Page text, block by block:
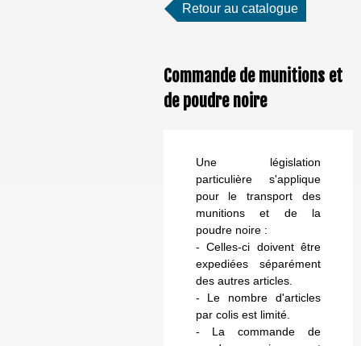
Retour au catalogue
Commande de munitions et
de poudre noire
Une législation
particulière s'applique
pour le transport des
munitions et de la
poudre noire :
- Celles-ci doivent être
expediées séparément
des autres articles.
- Le nombre d'articles
par colis est limité.
- La commande de